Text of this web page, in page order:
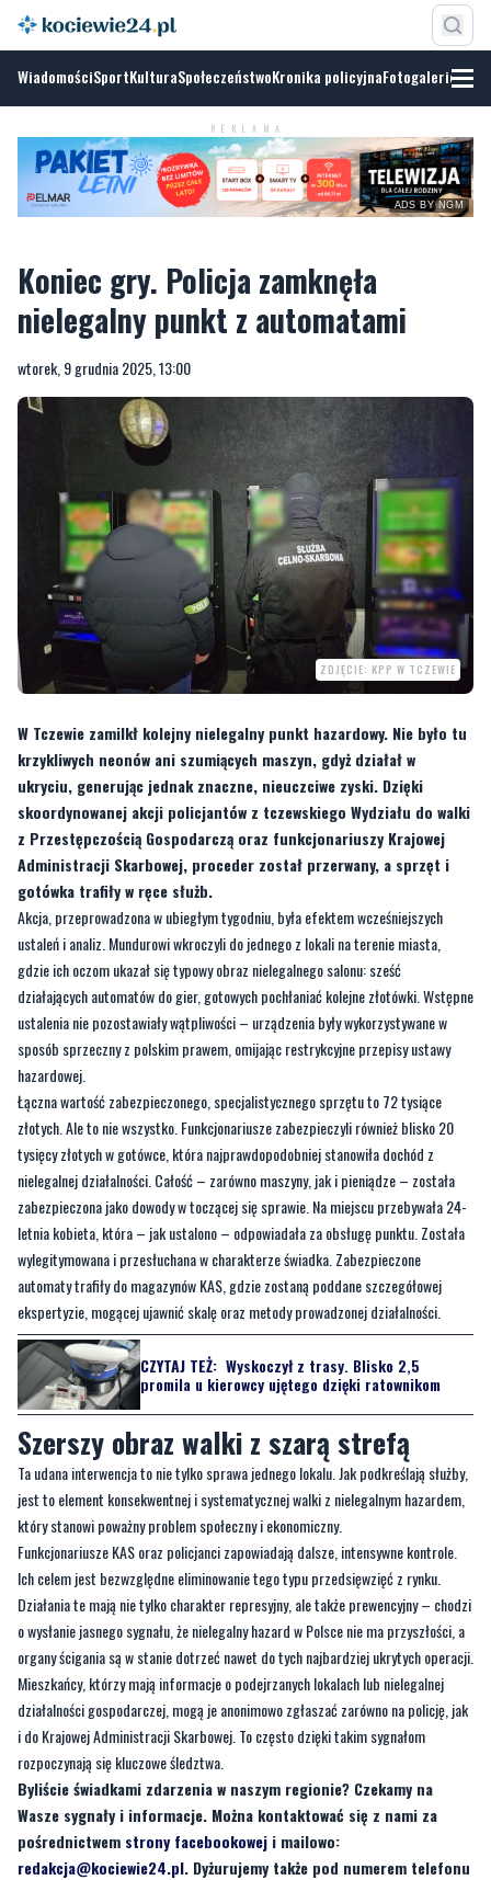
WiadomościSportKulturaSpołeczeństwoKronika policyjnaFotogalerie
REKLAMA
ADS BY NGM
Koniec gry. Policja zamknęła
nielegalny punkt z automatami
wtorek, 9 grudnia 2025, 13:00
ZDJĘCIE: KPP W TCZEWIE
W Tczewie zamilkł kolejny nielegalny punkt hazardowy. Nie było tu
krzykliwych neonów ani szumiących maszyn, gdyż działał w
ukryciu, generując jednak znaczne, nieuczciwe zyski. Dzięki
skoordynowanej akcji policjantów z tczewskiego Wydziału do walki
z Przestępczością Gospodarczą oraz funkcjonariuszy Krajowej
Administracji Skarbowej, proceder został przerwany, a sprzęt i
gotówka trafiły w ręce służb.
Akcja, przeprowadzona w ubiegłym tygodniu, była efektem wcześniejszych
ustaleń i analiz. Mundurowi wkroczyli do jednego z lokali na terenie miasta,
gdzie ich oczom ukazał się typowy obraz nielegalnego salonu: sześć
działających automatów do gier, gotowych pochłaniać kolejne złotówki. Wstępne
ustalenia nie pozostawiały wątpliwości – urządzenia były wykorzystywane w
sposób sprzeczny z polskim prawem, omijając restrykcyjne przepisy ustawy
hazardowej.
Łączna wartość zabezpieczonego, specjalistycznego sprzętu to 72 tysiące
złotych. Ale to nie wszystko. Funkcjonariusze zabezpieczyli również blisko 20
tysięcy złotych w gotówce, która najprawdopodobniej stanowiła dochód z
nielegalnej działalności. Całość – zarówno maszyny, jak i pieniądze – została
zabezpieczona jako dowody w toczącej się sprawie. Na miejscu przebywała 24-
letnia kobieta, która – jak ustalono – odpowiadała za obsługę punktu. Została
wylegitymowana i przesłuchana w charakterze świadka. Zabezpieczone
automaty trafiły do magazynów KAS, gdzie zostaną poddane szczegółowej
ekspertyzie, mogącej ujawnić skalę oraz metody prowadzonej działalności.
CZYTAJ TEŻ: Wyskoczył z trasy. Blisko 2,5
promila u kierowcy ujętego dzięki ratownikom
Szerszy obraz walki z szarą strefą
Ta udana interwencja to nie tylko sprawa jednego lokalu. Jak podkreślają służby,
jest to element konsekwentnej i systematycznej walki z nielegalnym hazardem,
który stanowi poważny problem społeczny i ekonomiczny.
Funkcjonariusze KAS oraz policjanci zapowiadają dalsze, intensywne kontrole.
Ich celem jest bezwzględne eliminowanie tego typu przedsięwzięć z rynku.
Działania te mają nie tylko charakter represyjny, ale także prewencyjny – chodzi
o wysłanie jasnego sygnału, że nielegalny hazard w Polsce nie ma przyszłości, a
organy ścigania są w stanie dotrzeć nawet do tych najbardziej ukrytych operacji.
Mieszkańcy, którzy mają informacje o podejrzanych lokalach lub nielegalnej
działalności gospodarczej, mogą je anonimowo zgłaszać zarówno na policję, jak
i do Krajowej Administracji Skarbowej. To często dzięki takim sygnałom
rozpoczynają się kluczowe śledztwa.
Byliście świadkami zdarzenia w naszym regionie? Czekamy na
Wasze sygnały i informacje. Można kontaktować się z nami za
pośrednictwem strony facebookowej i mailowo:
redakcja@kociewie24.pl. Dyżurujemy także pod numerem telefonu